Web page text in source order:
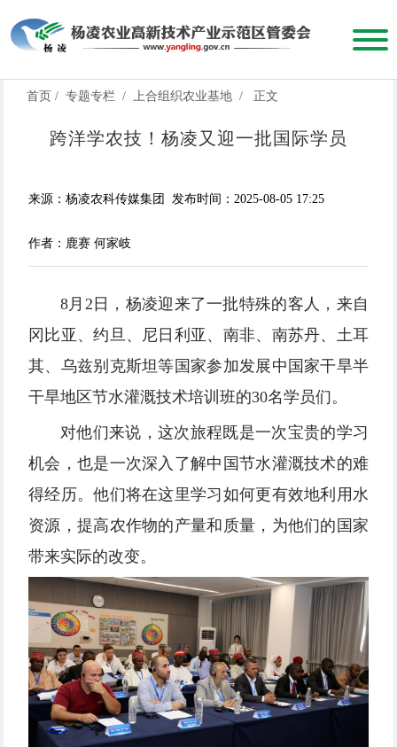
首页 / 专题专栏 / 上合组织农业基地 / 正文
跨洋学农技！杨凌又迎一批国际学员
来源：杨凌农科传媒集团 发布时间：2025-08-05 17:25
作者：鹿赛 何家岐
8月2日，杨凌迎来了一批特殊的客人，来自
冈比亚、约旦、尼日利亚、南非、南苏丹、土耳
其、乌兹别克斯坦等国家参加发展中国家干旱半
干旱地区节水灌溉技术培训班的30名学员们。
对他们来说，这次旅程既是一次宝贵的学习
机会，也是一次深入了解中国节水灌溉技术的难
得经历。他们将在这里学习如何更有效地利用水
资源，提高农作物的产量和质量，为他们的国家
带来实际的改变。